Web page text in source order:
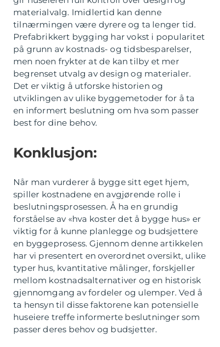
materialvalg. Imidlertid kan denne
tilnærmingen være dyrere og ta lenger tid.
Prefabrikkert bygging har vokst i popularitet
på grunn av kostnads- og tidsbesparelser,
men noen frykter at de kan tilby et mer
begrenset utvalg av design og materialer.
Det er viktig å utforske historien og
utviklingen av ulike byggemetoder for å ta
en informert beslutning om hva som passer
best for dine behov.
Konklusjon:
Når man vurderer å bygge sitt eget hjem,
spiller kostnadene en avgjørende rolle i
beslutningsprosessen. Å ha en grundig
forståelse av «hva koster det å bygge hus» er
viktig for å kunne planlegge og budsjettere
en byggeprosess. Gjennom denne artikkelen
har vi presentert en overordnet oversikt, ulike
typer hus, kvantitative målinger, forskjeller
mellom kostnadsalternativer og en historisk
gjennomgang av fordeler og ulemper. Ved å
ta hensyn til disse faktorene kan potensielle
huseiere treffe informerte beslutninger som
passer deres behov og budsjetter.